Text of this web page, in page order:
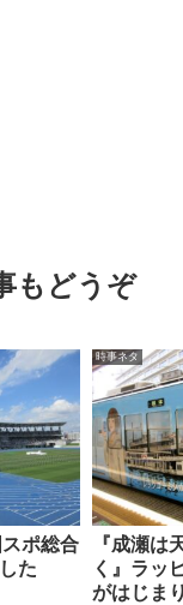
もどうぞ
ポ総合
た
時事ネタ
『成瀬は
く』ラッ
がはじま